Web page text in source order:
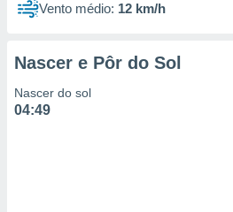
1199
Vento médio: 12 km/h
Nascer e Pôr do Sol
Nascer do sol
04:49